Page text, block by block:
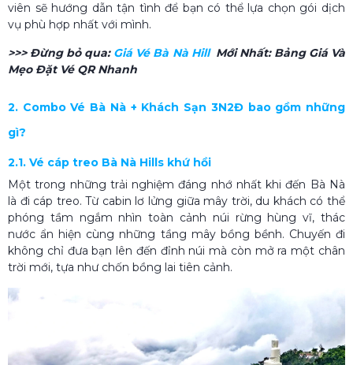
viên sẽ hướng dẫn tận tình để bạn có thể lựa chọn gói dịch
vụ phù hợp nhất với mình.
>>> Đừng bỏ qua: Giá Vé Bà Nà HillMới Nhất: Bảng Giá Và
Mẹo Đặt Vé QR Nhanh
2. Combo Vé Bà Nà + Khách Sạn 3N2Đ bao gồm những
gì?
2.1. Vé cáp treo Bà Nà Hills khứ hồi
Một trong những trải nghiệm đáng nhớ nhất khi đến Bà Nà
là đi cáp treo. Từ cabin lơ lửng giữa mây trời, du khách có thể
phóng tầm ngắm nhìn toàn cảnh núi rừng hùng vĩ, thác
nước ẩn hiện cùng những tầng mây bồng bềnh. Chuyến đi
không chỉ đưa bạn lên đến đỉnh núi mà còn mở ra một chân
trời mới, tựa như chốn bồng lai tiên cảnh.